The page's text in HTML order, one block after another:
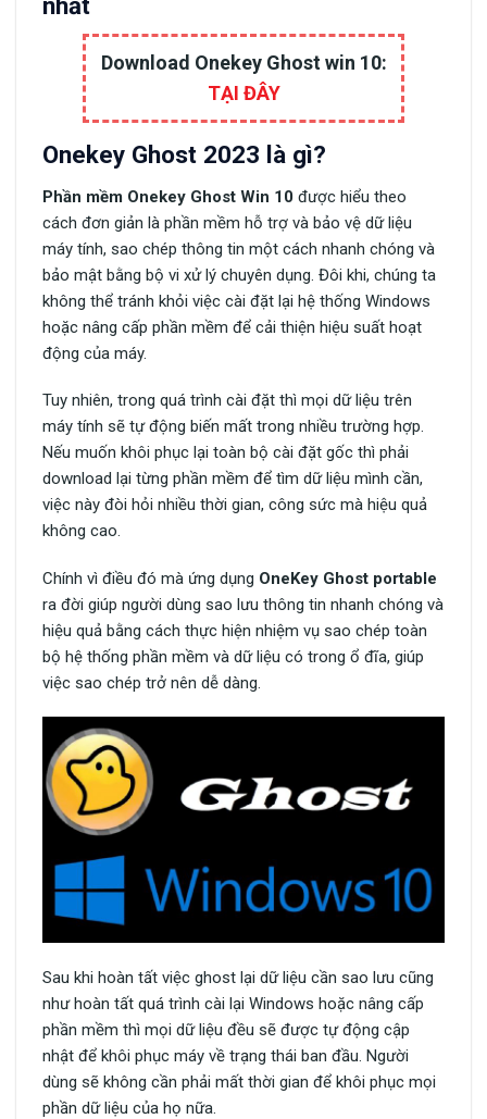
nhất
Download Onekey Ghost win 10:
TẠI ĐÂY
Onekey Ghost 2023 là gì?
Phần mềm Onekey Ghost Win 10 được hiểu theo
cách đơn giản là phần mềm hỗ trợ và bảo vệ dữ liệu
máy tính, sao chép thông tin một cách nhanh chóng và
bảo mật bằng bộ vi xử lý chuyên dụng. Đôi khi, chúng ta
không thể tránh khỏi việc cài đặt lại hệ thống Windows
hoặc nâng cấp phần mềm để cải thiện hiệu suất hoạt
động của máy.
Tuy nhiên, trong quá trình cài đặt thì mọi dữ liệu trên
máy tính sẽ tự động biến mất trong nhiều trường hợp.
Nếu muốn khôi phục lại toàn bộ cài đặt gốc thì phải
download lại từng phần mềm để tìm dữ liệu mình cần,
việc này đòi hỏi nhiều thời gian, công sức mà hiệu quả
không cao.
Chính vì điều đó mà ứng dụng OneKey Ghost portable
ra đời giúp người dùng sao lưu thông tin nhanh chóng và
hiệu quả bằng cách thực hiện nhiệm vụ sao chép toàn
bộ hệ thống phần mềm và dữ liệu có trong ổ đĩa, giúp
việc sao chép trở nên dễ dàng.
Sau khi hoàn tất việc ghost lại dữ liệu cần sao lưu cũng
như hoàn tất quá trình cài lại Windows hoặc nâng cấp
phần mềm thì mọi dữ liệu đều sẽ được tự động cập
nhật để khôi phục máy về trạng thái ban đầu. Người
dùng sẽ không cần phải mất thời gian để khôi phục mọi
phần dữ liệu của họ nữa.